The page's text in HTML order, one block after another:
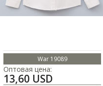
War 19089
Оптовая цена:
13,60 USD